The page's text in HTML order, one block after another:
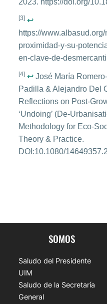
2023. https://doi.org/
[3] ↩
https://
proximidad-y-su-
en-clave-de-
[4] ↩ José María
Padilla & Alejandro Del
Reflections on Post-
‘Undoing’ (De-
Methodology for Eco-
Theory & Practice.
DOI:10.1080/
SOMOS
Saludo del Presidente
UIM
Saludo de la Secretaría
General